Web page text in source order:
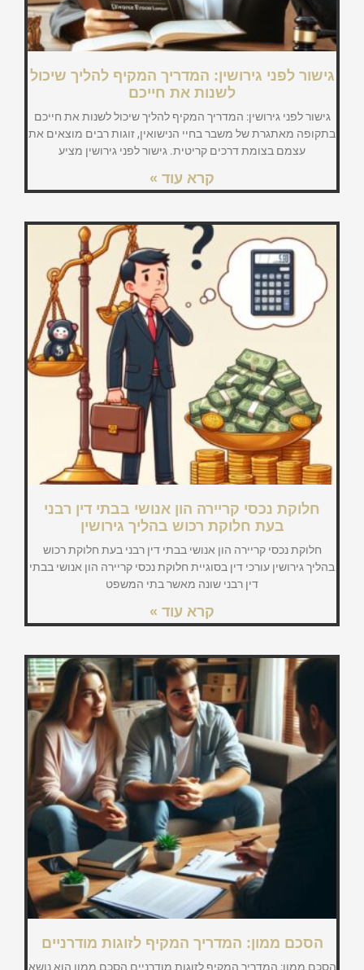
גישור לפני גירושין: המדריך המקיף להליך שיכול
לשנות את חייכם
גישור לפני גירושין: המדריך המקיף להליך שיכול לשנות את חייכם
בתקופה מאתגרת של משבר בחיי הנישואין, זוגות רבים מוצאים את
עצמם בצומת דרכים קריטית. גישור לפני גירושין מציע
קרא עוד »
חלוקת נכסי קריירה הון אנושי בבתי דין רבני
בעת חלוקת רכוש בהליך גירושין
חלוקת נכסי קריירה הון אנושי בבתי דין רבני בעת חלוקת רכוש
בהליך גירושין עורכי דין בסוגיית חלוקת נכסי קריירה הון אנושי בבתי
דין רבני שונה מאשר בתי המשפט
קרא עוד »
הסכם ממון: המדריך המקיף לזוגות מודרניים
הסכם ממון: המדריך המקיף לזוגות מודרניים הסכם ממון הוא נושא